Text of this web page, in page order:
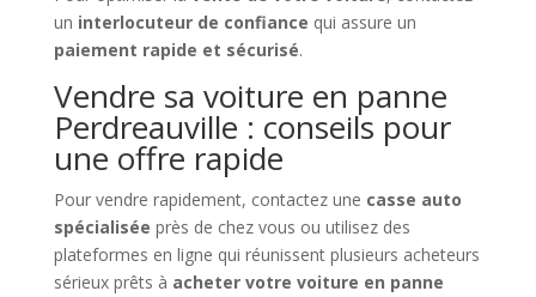
un interlocuteur de confiance qui assure un
paiement rapide et sécurisé.
Vendre sa voiture en panne
Perdreauville : conseils pour
une offre rapide
Pour vendre rapidement, contactez une casse auto
spécialisée près de chez vous ou utilisez des
plateformes en ligne qui réunissent plusieurs acheteurs
sérieux prêts à acheter votre voiture en panne